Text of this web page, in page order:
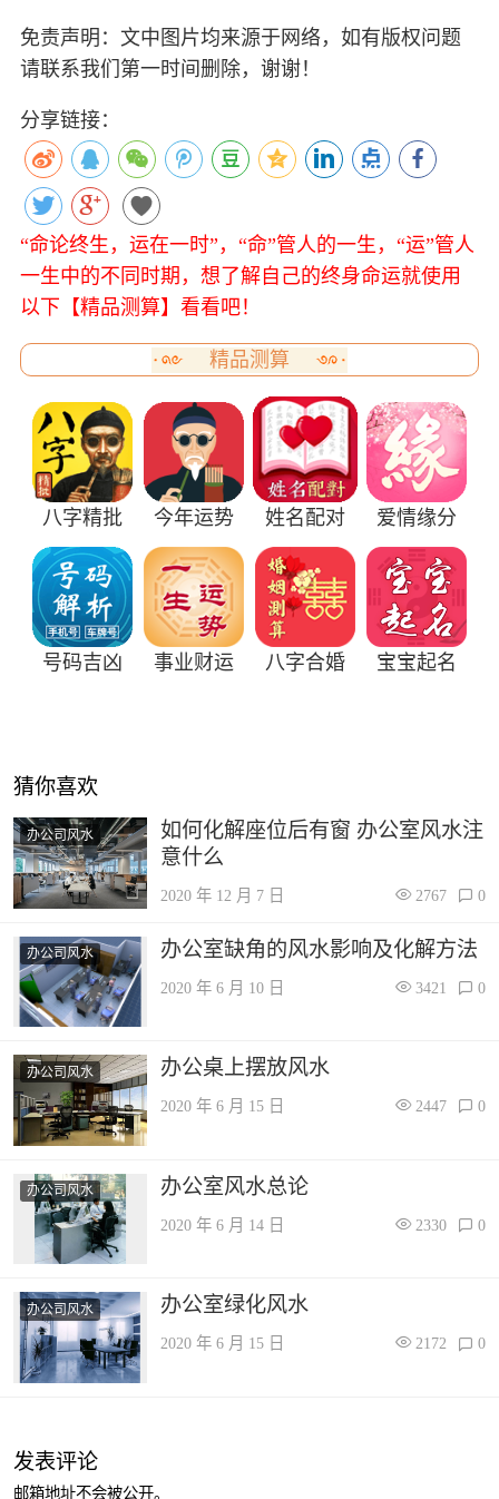
免责声明：文中图片均来源于网络，如有版权问题
请联系我们第一时间删除，谢谢！
分享链接：
“命论终生，运在一时”，“命”管人的一生，“运”管人
一生中的不同时期，想了解自己的终身命运就使用
以下【精品测算】看看吧！
精品测算
八字精批 今年运势 姓名配对 爱情缘分
号码吉凶 事业财运 八字合婚 宝宝起名
猜你喜欢
办公司风水
如何化解座位后有窗 办公室风水注
意什么
2020 年 12 月 7 日 2767 0
办公司风水 办公室缺角的风水影响及化解方法
2020 年 6 月 10 日 3421 0
办公司风水 办公桌上摆放风水
2020 年 6 月 15 日 2447 0
办公司风水 办公室风水总论
2020 年 6 月 14 日 2330 0
办公司风水 办公室绿化风水
2020 年 6 月 15 日 2172 0
发表评论
邮箱地址不会被公开。